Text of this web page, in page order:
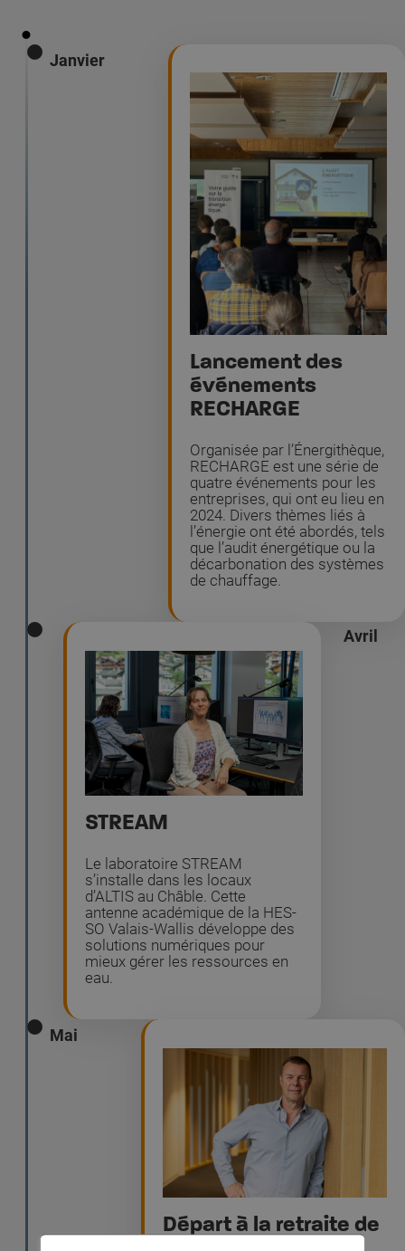
Janvier
Lancement des
événements
RECHARGE
Organisée par l’Énergithèque,
RECHARGE est une série de
quatre événements pour les
entreprises, qui ont eu lieu en
2024. Divers thèmes liés à
l’énergie ont été abordés, tels
que l’audit énergétique ou la
décarbonation des systèmes
de chauffage.
Avril
STREAM
Le laboratoire STREAM
s’installe dans les locaux
d’ALTIS au Châble. Cette
antenne académique de la HES-
SO Valais-Wallis développe des
solutions numériques pour
mieux gérer les ressources en
eau.
Mai
Départ à la retraite de